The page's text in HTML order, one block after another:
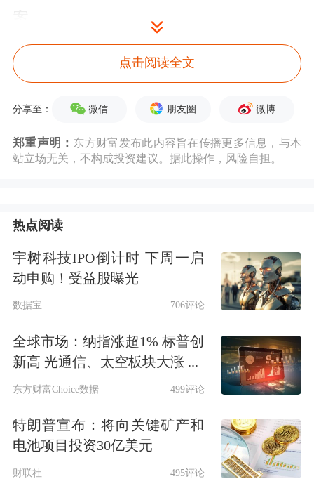
值得注意的是，新修订的《健康保险管
理办法》此前明确，保险公司开展健康
管理服务的，有关健康管理服务内容可
以在保险合同条款中列明，也可以另行
超过净保险费的20%。
但据澎湃新闻了解，虽然有20%的保费
可以用来提供健康管理服务，但在实际
落地中效果并不算理想。《指导意见》
则为监管评级良好的专业健康险公司新
开了一道口子，使其能突破20%的上
限。
上述总精算师告诉澎湃新闻，对这个政
点击阅读全文
分享至： 微信 朋友圈 微博
郑重声明： 东方财富发布此内容旨在传播更多信息，与本
站立场无关，不构成投资建议。据此操作，风险自担。
热点阅读
宇树科技IPO倒计时 下周一启
动申购！受益股曝光
数据宝 706评论
全球市场：纳指涨超1% 标普创
新高 光通信、太空板块大涨 ...
东方财富Choice数据 499评论
特朗普宣布：将向关键矿产和
电池项目投资30亿美元
财联社 495评论